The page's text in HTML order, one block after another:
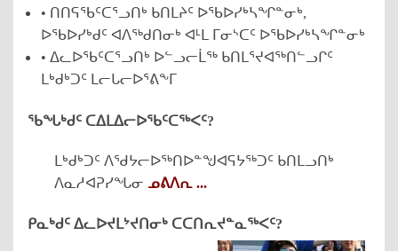
• ᑎᑎᕋᖃᑦᑕᕐᓗᑎᒃ ᑲᑎᒪᔨᑦ ᐅᖃᐅᓯᒃᓴᖏᓐᓂᒃ,
ᐅᖃᐅᓯᒃᑯᑦ ᐊᐱᖅᑯᑎᓂᒃ ᐊᒻᒪ ᒥᓂᔅᑕᑦ ᐅᖃᐅᓯᒃᓴᖏᓐᓂᒃ
• ᐃᓚᐅᖃᑦᑕᕐᓗᑎᒃ ᐅᓪᓗᓕᒫᖅ ᑲᑎᒪᕐᔪᐊᖅᑎᓪᓗᒋᑦ
ᒪᒃᑯᒃᑐᑦ ᒪᓕᒐᓕᐅᕐᕕᖕᒥ
ᖃᖓᒃᑯᑦ ᑕᐃᒪᐃᓕᐅᖃᑦᑕᖅᐸᑦ?
ᒪᒃᑯᒃᑐᑦ ᐱᖁᔭᓕᐅᖅᑎᐅᓐᖑᐊᕋᔭᖅᑐᑦ ᑲᑎᒪᓗᑎᒃ
ᐱᓇᓱᐊᕈᓯᖓᓂ ᓄᕕᐱᕆ ...
ᑭᓇᒃᑯᑦ ᐃᓚᐅᔪᒪᔾᔪᑎᓂᒃ ᑕᑕᑎᕆᔪᓐᓇᖅᐸᑦ?